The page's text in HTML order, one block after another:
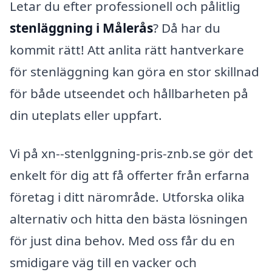
Letar du efter professionell och pålitlig
stenläggning i Målerås? Då har du
kommit rätt! Att anlita rätt hantverkare
för stenläggning kan göra en stor skillnad
för både utseendet och hållbarheten på
din uteplats eller uppfart.
Vi på xn--stenlggning-pris-znb.se gör det
enkelt för dig att få offerter från erfarna
företag i ditt närområde. Utforska olika
alternativ och hitta den bästa lösningen
för just dina behov. Med oss får du en
smidigare väg till en vacker och